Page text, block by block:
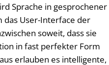
Sprache in gesprochener
das User-Interface der
soweit, dass sie
in fast perfekter Form
erlauben es intelligente,